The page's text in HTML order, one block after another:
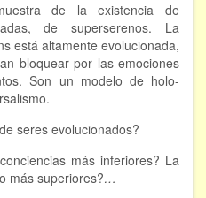
mental
de la existencia de
de superserenos. La
está altamente evolucionada,
bloquear por las emociones
Son un modelo de holo-
seres evolucionados?
más inferiores? La
más superiores?…